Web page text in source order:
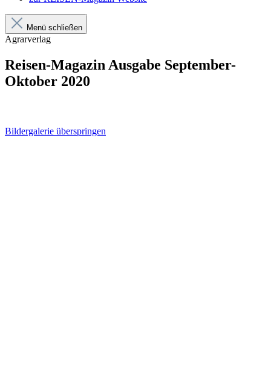
Menü schließen
Agrarverlag
Reisen-Magazin Ausgabe September-
Oktober 2020
Bildergalerie überspringen